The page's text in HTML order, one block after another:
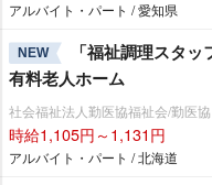
アルバイト・パート / 愛知県
NEW
「福祉調理スタ
有料老人ホーム
社会福祉法人勤医協福祉会/勤医
時給1,105円～1,131円
アルバイト・パート / 北海道